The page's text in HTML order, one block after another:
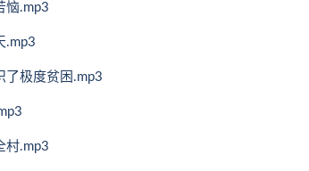
.mp3
极度贫困.mp3
.mp3